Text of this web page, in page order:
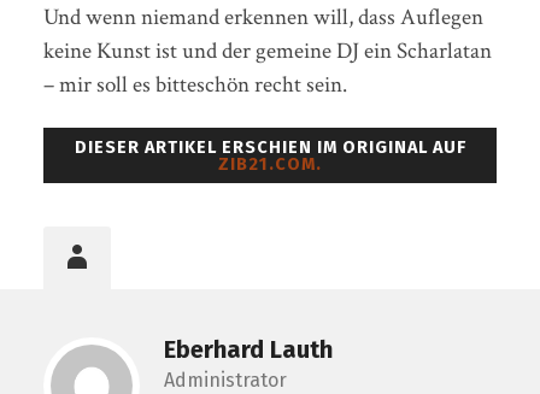
Und wenn niemand erkennen will, dass Auflegen
keine Kunst ist und der gemeine DJ ein Scharlatan
– mir soll es bitteschön recht sein.
DIESER ARTIKEL ERSCHIEN IM ORIGINAL AUF
ZIB21.COM.
Eberhard Lauth
Administrator